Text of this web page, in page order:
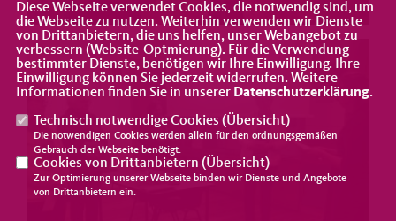
Diese Webseite verwendet Cookies, die notwendig sind, um
die Webseite zu nutzen. Weiterhin verwenden wir Dienste
von Drittanbietern, die uns helfen, unser Webangebot zu
verbessern (Website-Optmierung). Für die Verwendung
bestimmter Dienste, benötigen wir Ihre Einwilligung. Ihre
Einwilligung können Sie jederzeit widerrufen. Weitere
Informationen finden Sie in unserer Datenschutzerklärung.
Technisch notwendige Cookies (Übersicht)
Die notwendigen Cookies werden allein für den ordnungsgemäßen
Gebrauch der Webseite benötigt.
Cookies von Drittanbietern (Übersicht)
Zur Optimierung unserer Webseite binden wir Dienste und Angebote
von Drittanbietern ein.